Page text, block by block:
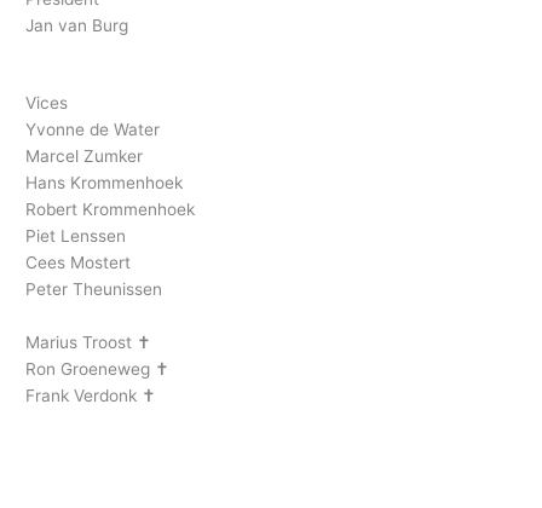
Jan van Burg
Vices
Yvonne de Water
Marcel Zumker
Hans Krommenhoek
Robert Krommenhoek
Piet Lenssen
Cees Mostert
Peter Theunissen
Marius Troost ✝︎
Ron Groeneweg ✝︎
Frank Verdonk ✝︎